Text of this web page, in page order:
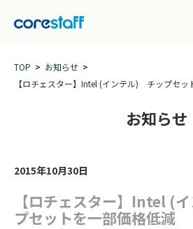
TOP
お知らせ
【ロチェスター】Intel (インテル) チップセッ
お知らせ
2015年10月30日
【ロチェスター】Intel (
プセットを一部価格低減